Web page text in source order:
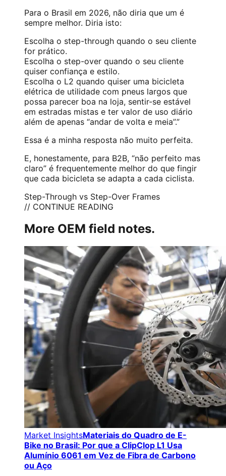
Para o Brasil em 2026, não diria que um é
sempre melhor. Diria isto:
Escolha o step-through quando o seu cliente
for prático.
Escolha o step-over quando o seu cliente
quiser confiança e estilo.
Escolha o L2 quando quiser uma bicicleta
elétrica de utilidade com pneus largos que
possa parecer boa na loja, sentir-se estável
em estradas mistas e ter valor de uso diário
além de apenas “andar de volta e meia”.”
Essa é a minha resposta não muito perfeita.
E, honestamente, para B2B, “não perfeito mas
claro” é frequentemente melhor do que fingir
que cada bicicleta se adapta a cada ciclista.
Step-Through vs Step-Over Frames
// CONTINUE READING
More OEM field notes.
Market InsightsMateriais do Quadro de E-
Bike no Brasil: Por que a ClipClop L1 Usa
Alumínio 6061 em Vez de Fibra de Carbono
ou Aço